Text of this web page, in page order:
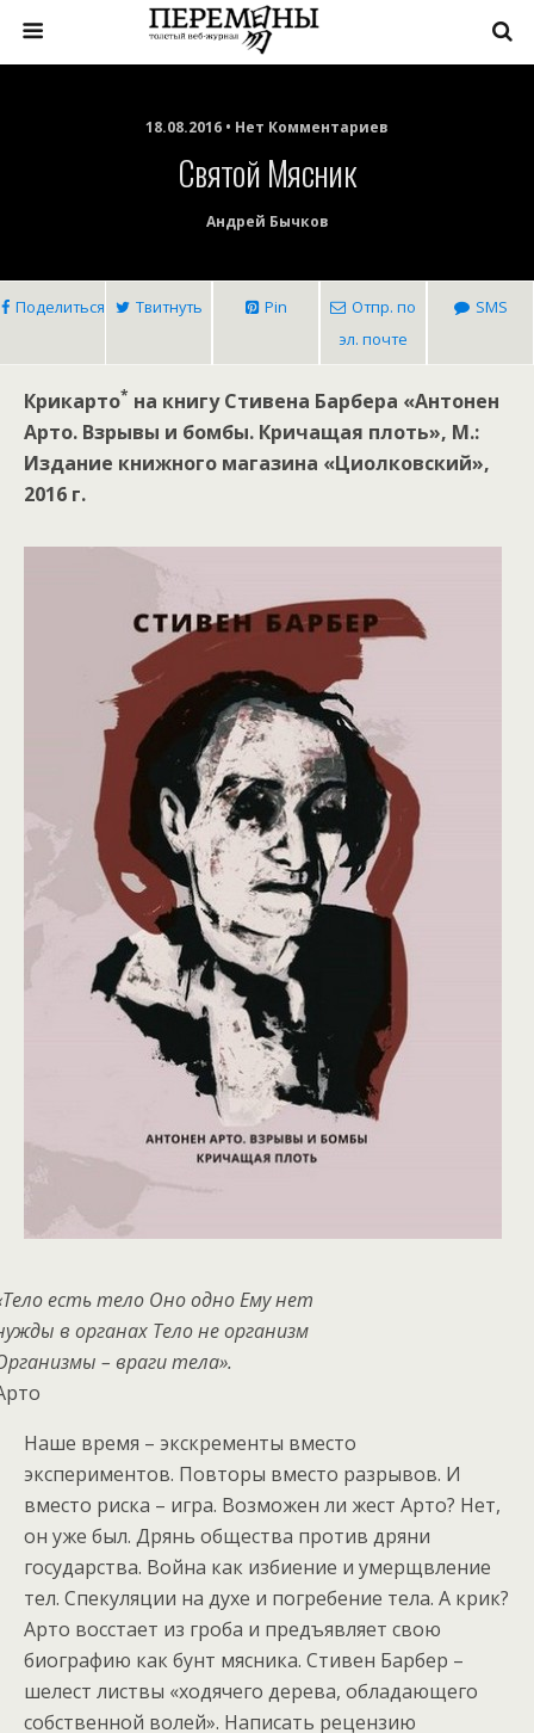
18.08.2016 • Нет Комментариев
Святой Мясник
Андрей Бычков
Поделиться Твитнуть Pin
Отпр. по
эл. почте
SMS
Крикарто* на книгу Стивена Барбера «Антонен
Арто. Взрывы и бомбы. Кричащая плоть», М.:
Издание книжного магазина «Циолковский»,
2016 г.
есть тело Оно одно Ему нет
в органах Тело не организм
– враги тела».
Наше время – экскременты вместо
экспериментов. Повторы вместо разрывов. И
вместо риска – игра. Возможен ли жест Арто? Нет,
он уже был. Дрянь общества против дряни
государства. Война как избиение и умерщвление
тел. Спекуляции на духе и погребение тела. А крик?
Арто восстает из гроба и предъявляет свою
биографию как бунт мясника. Стивен Барбер –
шелест листвы «ходячего дерева, обладающего
собственной волей». Написать рецензию